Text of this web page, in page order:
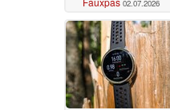
02.07.2026